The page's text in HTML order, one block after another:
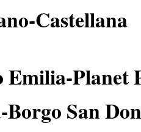
Castellana
Emilia-Planet
Borgo San